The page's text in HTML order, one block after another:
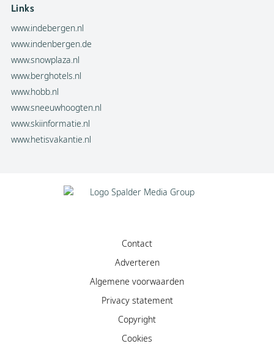
Links
www.indebergen.nl
www.indenbergen.de
www.snowplaza.nl
www.berghotels.nl
www.hobb.nl
www.sneeuwhoogten.nl
www.skiinformatie.nl
www.hetisvakantie.nl
Contact
Adverteren
Algemene voorwaarden
Privacy statement
Copyright
Cookies